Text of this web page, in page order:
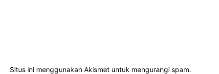
Situs ini menggunakan Akismet untuk mengurangi spam.